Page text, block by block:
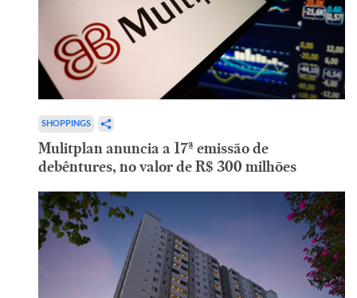
SHOPPINGS
Mulitplan anuncia a 17ª emissão de
debêntures, no valor de R$ 300 milhões